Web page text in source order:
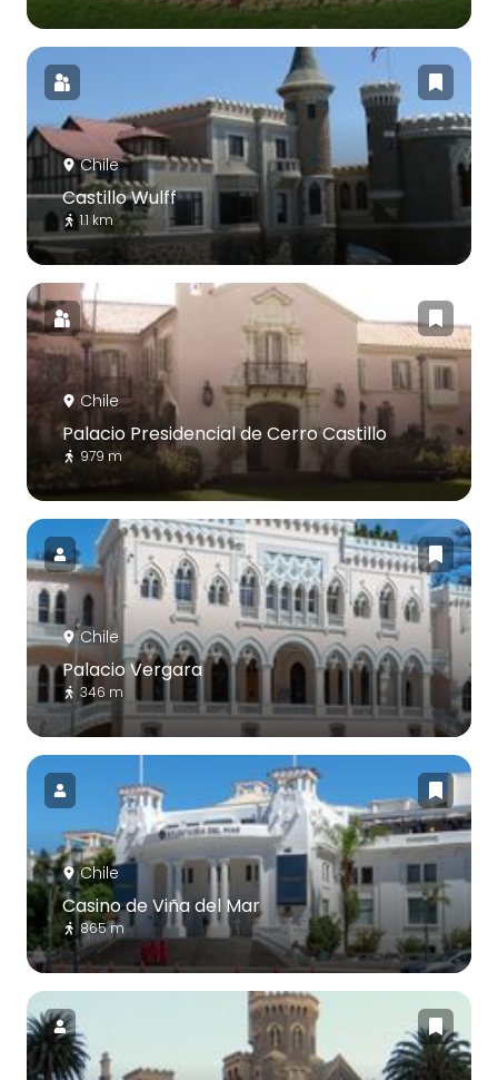
Chile
Castillo Wulff
1.1 km
Chile
Palacio Presidencial de Cerro Castillo
979 m
Chile
Palacio Vergara
346 m
Chile
Casino de Viña del Mar
865 m